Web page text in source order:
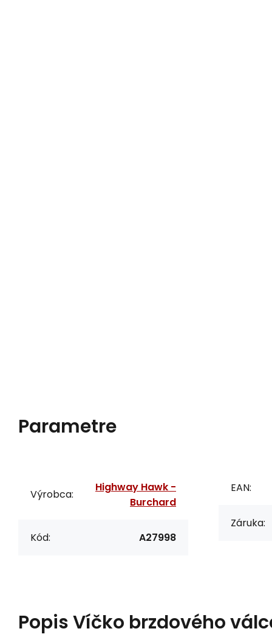
Parametre
Výrobca:
Highway Hawk -
Burchard
Kód: A27998
EAN:
Záruka:
PopisVíčko brzdového